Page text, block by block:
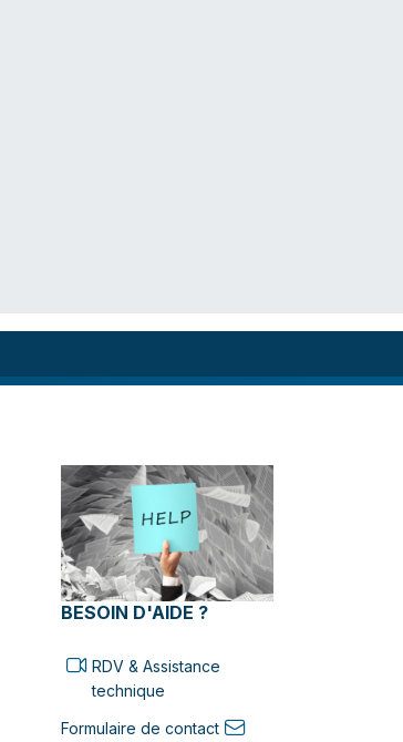
BESOIN D'AIDE ?
RDV & Assistance
technique
Formulaire de contact